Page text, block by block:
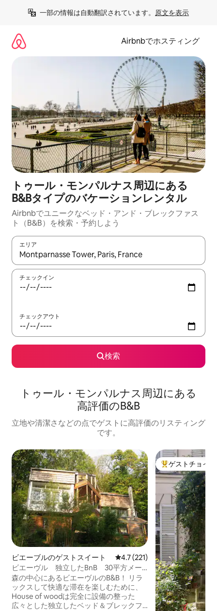
一部の情報は自動翻訳されています。 原文を表示
Airbnbでホスティング
トゥール・モンパルナス周辺にあ⁠る
B&Bタ⁠イ⁠プのバ⁠ケ⁠ー⁠シ⁠ョ⁠ンレ⁠ン⁠タ⁠ル
Airbnbでユニークなベッド・アンド・ブレックファス
ト（B&B）を検索・予約しよう
エリア
検索結果が表示されたら、上下の矢印キーを使って移動するか
チェックイン
チェックアウト
検索
トゥール・モンパルナス周辺にあ⁠る
高⁠評⁠価⁠のB&B
立地や清潔さなどの点でゲストに高評価のリスティング
です。
ビエーブルのゲストスイート レビュー221件、5つ星中4.7つ
4.7 (221)
ビエーヴル 独立したBnB 30平方メー
トル
森の中心にあるビエーヴルのB&B！ リラ
ックスして快適な滞在を楽しむために、
House of woodは完全に設備の整った
広々とした独立したベッド＆ブレックフ
大好評のゲスト
ゲストチョイス